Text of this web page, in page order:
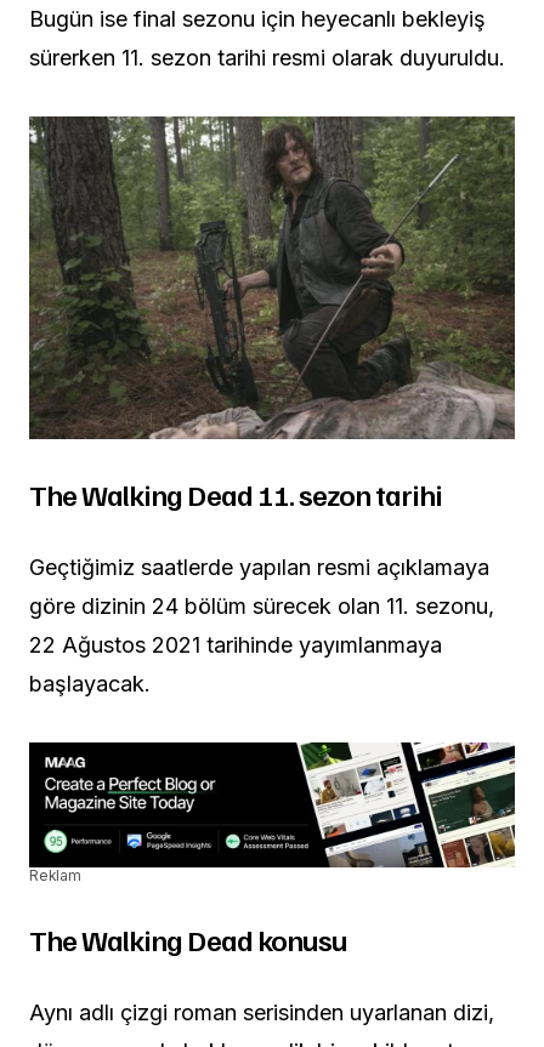
Bugün ise final sezonu için heyecanlı bekleyiş
sürerken 11. sezon tarihi resmi olarak duyuruldu.
The Walking Dead 11. sezon tarihi
Geçtiğimiz saatlerde yapılan resmi açıklamaya
göre dizinin 24 bölüm sürecek olan 11. sezonu,
22 Ağustos 2021 tarihinde yayımlanmaya
başlayacak.
Reklam
The Walking Dead konusu
Aynı adlı çizgi roman serisinden uyarlanan dizi,